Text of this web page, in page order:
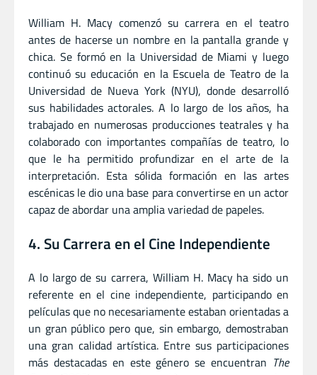
William H. Macy comenzó su carrera en el teatro
antes de hacerse un nombre en la pantalla grande y
chica. Se formó en la Universidad de Miami y luego
continuó su educación en la Escuela de Teatro de la
Universidad de Nueva York (NYU), donde desarrolló
sus habilidades actorales. A lo largo de los años, ha
trabajado en numerosas producciones teatrales y ha
colaborado con importantes compañías de teatro, lo
que le ha permitido profundizar en el arte de la
interpretación. Esta sólida formación en las artes
escénicas le dio una base para convertirse en un actor
capaz de abordar una amplia variedad de papeles.
4. Su Carrera en el Cine Independiente
A lo largo de su carrera, William H. Macy ha sido un
referente en el cine independiente, participando en
películas que no necesariamente estaban orientadas a
un gran público pero que, sin embargo, demostraban
una gran calidad artística. Entre sus participaciones
más destacadas en este género se encuentran The